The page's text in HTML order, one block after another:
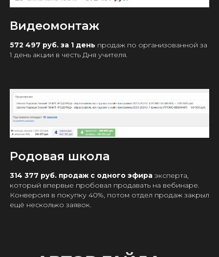
Видеомонтаж
572 497 руб. за 1 день продаж по организованной за
1 день акции в честь Дня учителя.
Родовая школа
314 377 руб. продаж с одного эфира эксперта,
который впервые пробовал продавать на вебинаре.
Конверсия в покупку 40%, потом отдел продаж закрыл
ещё несколько заявок.